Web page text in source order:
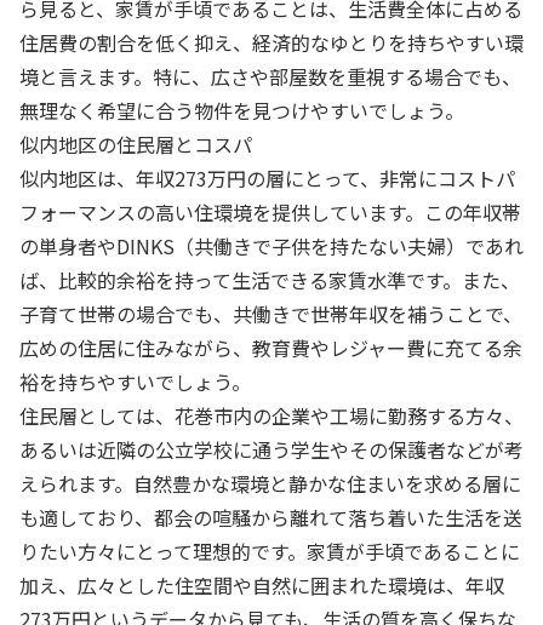
ら見ると、家賃が手頃であることは、生活費全体に占める
住居費の割合を低く抑え、経済的なゆとりを持ちやすい環
境と言えます。特に、広さや部屋数を重視する場合でも、
無理なく希望に合う物件を見つけやすいでしょう。
似内地区の住民層とコスパ
似内地区は、年収273万円の層にとって、非常にコストパ
フォーマンスの高い住環境を提供しています。この年収帯
の単身者やDINKS（共働きで子供を持たない夫婦）であれ
ば、比較的余裕を持って生活できる家賃水準です。また、
子育て世帯の場合でも、共働きで世帯年収を補うことで、
広めの住居に住みながら、教育費やレジャー費に充てる余
裕を持ちやすいでしょう。
住民層としては、花巻市内の企業や工場に勤務する方々、
あるいは近隣の公立学校に通う学生やその保護者などが考
えられます。自然豊かな環境と静かな住まいを求める層に
も適しており、都会の喧騒から離れて落ち着いた生活を送
りたい方々にとって理想的です。家賃が手頃であることに
加え、広々とした住空間や自然に囲まれた環境は、年収
273万円というデータから見ても、生活の質を高く保ちな